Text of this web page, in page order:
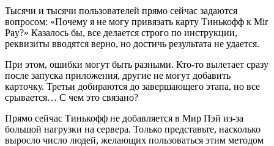
Тысячи и тысячи пользователей прямо сейчас задаются
вопросом: «Почему я не могу привязать карту Тинькофф к Mir
Pay?» Казалось бы, все делается строго по инструкции,
реквизиты вводятся верно, но достичь результата не удается.
При этом, ошибки могут быть разными. Кто-то вылетает сразу
после запуска приложения, другие не могут добавить
карточку. Третьи добираются до завершающего этапа, но все
срывается… С чем это связано?
Прямо сейчас Тинькофф не добавляется в Мир Пэй из-за
большой нагрузки на сервера. Только представьте, насколько
выросло число людей, желающих пользоваться этим методом